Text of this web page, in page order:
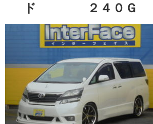
ド ２４０Ｇ